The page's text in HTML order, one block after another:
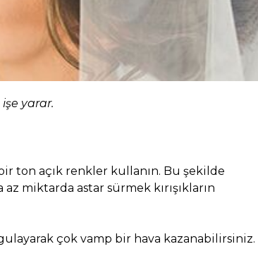
yarar.
ton açık renkler kullanın. Bu şekilde
miktarda astar sürmek kırışıkların
çok vamp bir hava kazanabilirsiniz.